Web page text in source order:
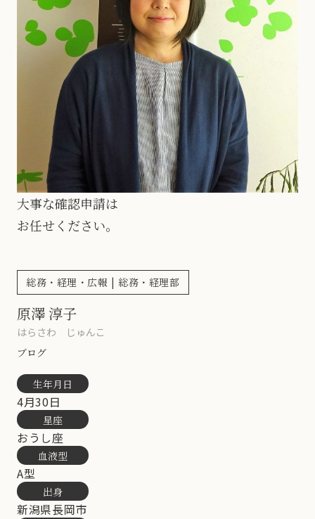
大事な確認申請は
お任せください。
総務・経理・広報 | 総務・経理部
原澤 淳子
はらさわ じゅんこ
ブログ
生年月日
4月30日
星座
おうし座
血液型
A型
出身
新潟県長岡市